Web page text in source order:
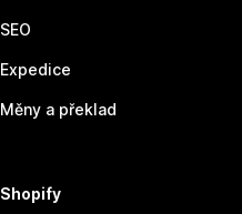
SEO
Expedice
Měny a překlad
Shopify